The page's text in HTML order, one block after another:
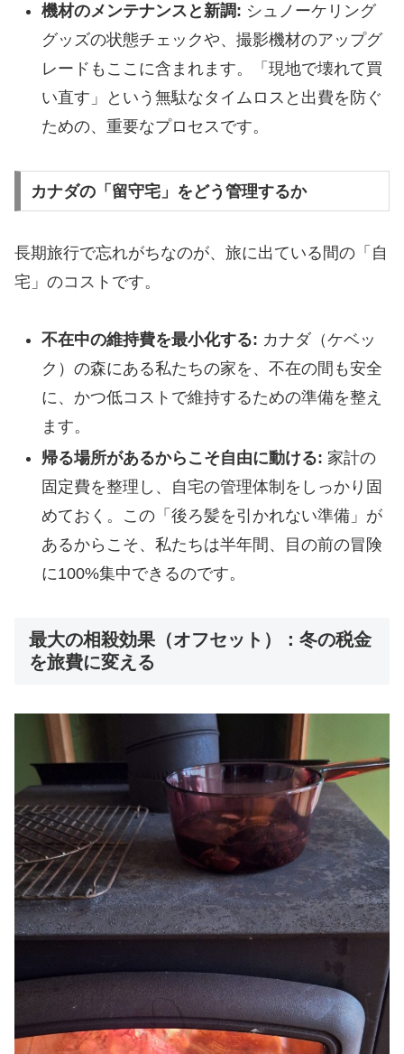
機材のメンテナンスと新調: シュノーケリング
グッズの状態チェックや、撮影機材のアップグ
レードもここに含まれます。「現地で壊れて買
い直す」という無駄なタイムロスと出費を防ぐ
ための、重要なプロセスです。
カナダの「留守宅」をどう管理するか
​長期旅行で忘れがちなのが、旅に出ている間の「自
宅」のコストです。
不在中の維持費を最小化する: カナダ（ケベッ
ク）の森にある私たちの家を、不在の間も安全
に、かつ低コストで維持するための準備を整え
ます。
帰る場所があるからこそ自由に動ける: 家計の
固定費を整理し、自宅の管理体制をしっかり固
めておく。この「後ろ髪を引かれない準備」が
あるからこそ、私たちは半年間、目の前の冒険
に100%集中できるのです。
最大の相殺効果（オフセット）：冬の税金
を旅費に変える